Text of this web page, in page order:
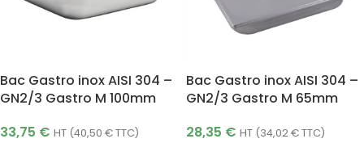
1 avis
Bac Gastro inox AISI 304 –
GN2/3 Gastro M 100mm
33,75 € HT (40,50 €TTC)
Bac Gastro inox AISI 304 –
GN2/3 Gastro M 65mm
28,35 € HT (34,02€TTC)